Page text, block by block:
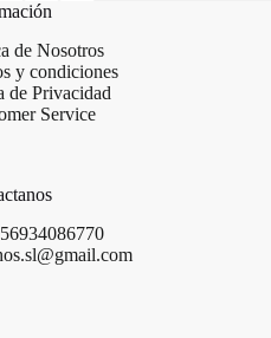
de Nosotros
y condiciones
de Privacidad
Service